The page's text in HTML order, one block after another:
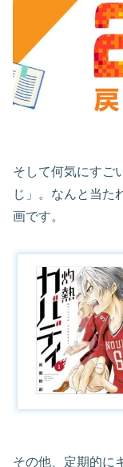
そして何気にすご
じ」。なんと当た
画です。
その他、定期的に